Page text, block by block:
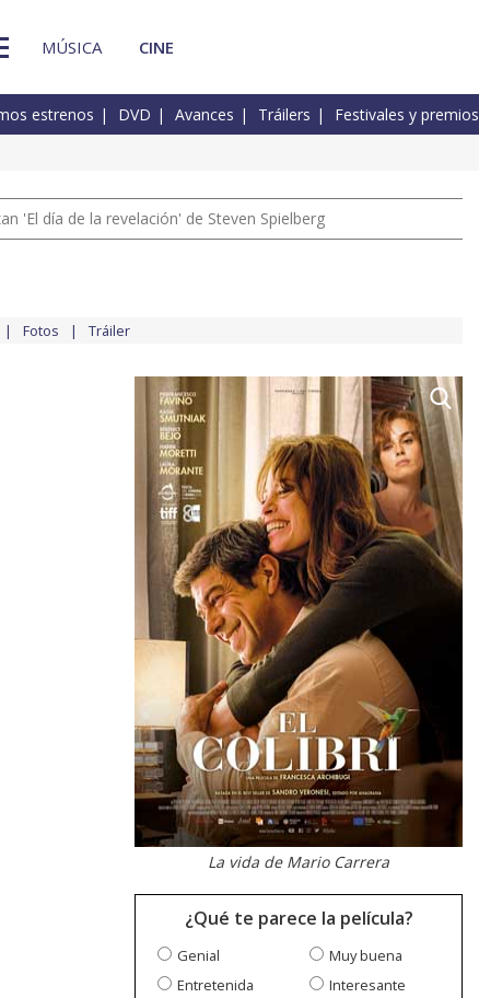
MÚSICA CINE
estrenos DVD Avances Tráilers Festivales y premios
'El día de la revelación' de Steven Spielberg
Fotos Tráiler
La vida de Mario Carrera
¿Qué te parece la película?
Genial
Muy buena
Entretenida
Interesante